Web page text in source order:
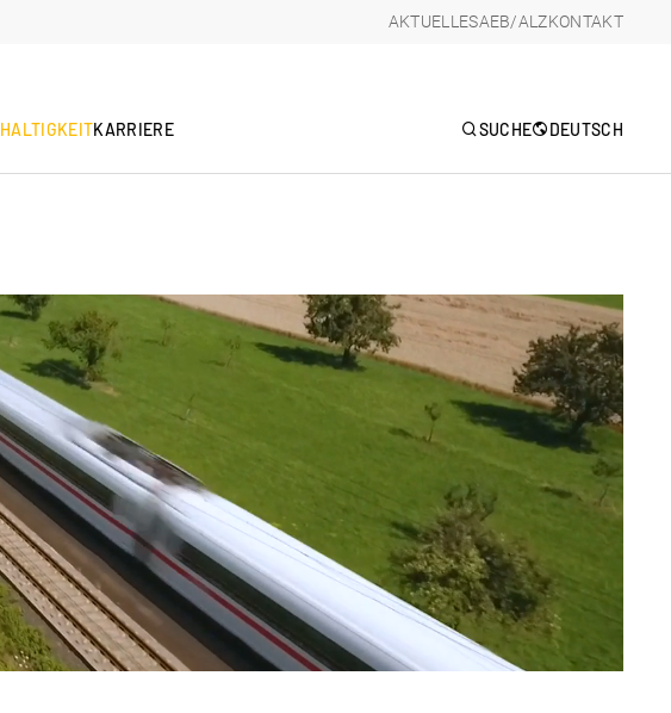
AKTUELLESAEB/ALZKONTAKT
KARRIERE SUCHE DEUTSCH